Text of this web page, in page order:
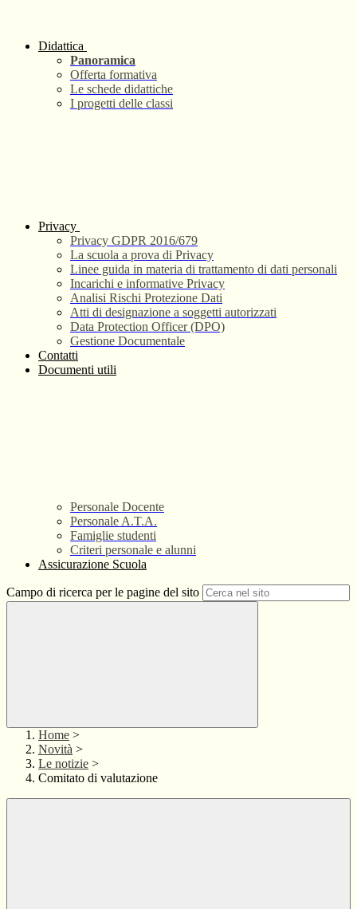
Didattica
Panoramica
Offerta formativa
Le schede didattiche
I progetti delle classi
Privacy
Privacy GDPR 2016/679
La scuola a prova di Privacy
Linee guida in materia di trattamento di dati personali
Incarichi e informative Privacy
Analisi Rischi Protezione Dati
Atti di designazione a soggetti autorizzati
Data Protection Officer (DPO)
Gestione Documentale
Contatti
Documenti utili
Personale Docente
Personale A.T.A.
Famiglie studenti
Criteri personale e alunni
Assicurazione Scuola
Campo di ricerca per le pagine del sito
Home >
Novità >
Le notizie >
Comitato di valutazione